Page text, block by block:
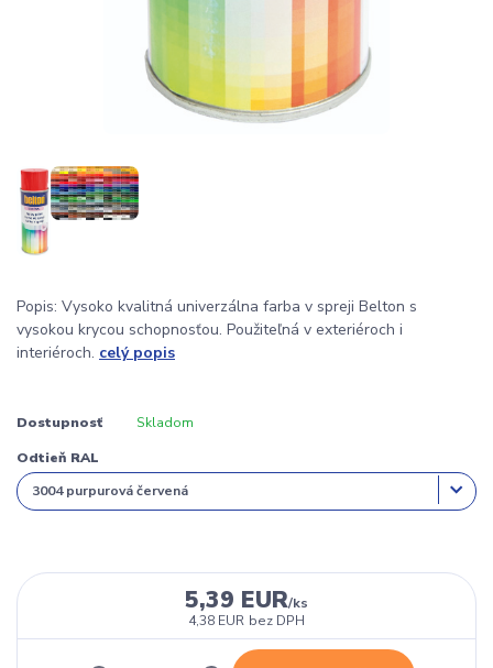
Popis: Vysoko kvalitná univerzálna farba v spreji Belton s
vysokou krycou schopnosťou. Použiteľná v exteriéroch i
interiéroch. celý popis
Dostupnosť Skladom
Odtieň RAL
5,39 EUR/ks
4,38 EUR bez DPH